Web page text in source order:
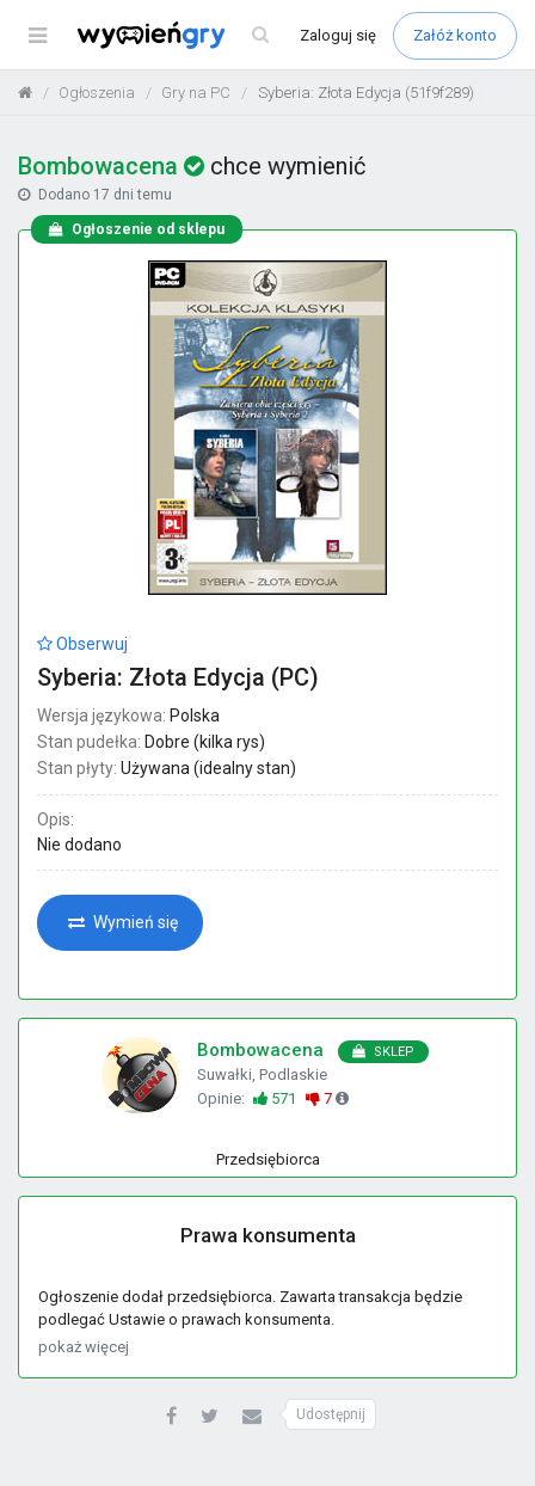
Menu Zaloguj się Załóż konto
Ogłoszenia Gry na PC Syberia: Złota Edycja (51f9f289)
Bombowacena chce wymienić
Dodano 17 dni temu
Ogłoszenie od sklepu
Obserwuj
Syberia: Złota Edycja (PC)
Wersja językowa: Polska
Stan pudełka: Dobre (kilka rys)
Stan płyty: Używana (idealny stan)
Opis:
Nie dodano
Wymień się
Bombowacena SKLEP
Suwałki, Podlaskie
Opinie:
571 7
Przedsiębiorca
Prawa konsumenta
Ogłoszenie dodał przedsiębiorca. Zawarta transakcja będzie
podlegać Ustawie o prawach konsumenta.
pokaż więcej
Udostępnij